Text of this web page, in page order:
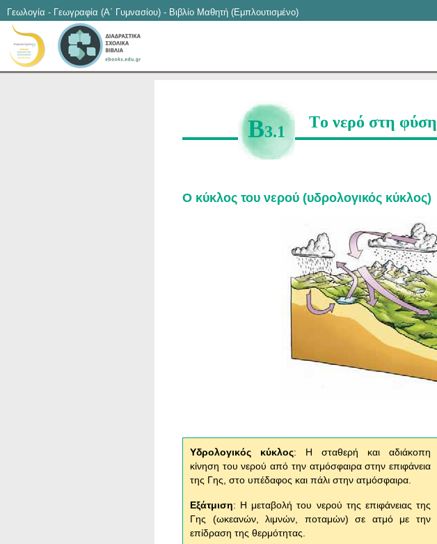
Γεωλογία - Γεωγραφία (Α΄ Γυμνασίου) - Βιβλίο Μαθητή (Εμπλουτισμένο)
Β3.1
Tο νερό στη φύση
Ο κύκλος του νερού (υδρολογικός κύκλος)
Yδρολογικός κύκλος: Η σταθερή και αδιάκοπη
κίνηση του νερού από την ατμόσφαιρα στην επιφάνεια
της Γης, στο υπέδαφος και πάλι στην ατμόσφαιρα.
Εξάτμιση: Η μεταβολή του νερού της επιφάνειας της
Γης (ωκεανών, λιμνών, ποταμών) σε ατμό με την
επίδραση της θερμότητας.